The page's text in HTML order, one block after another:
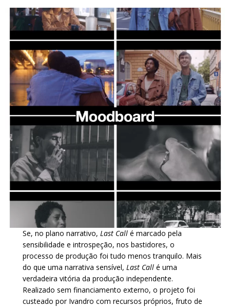
Se, no plano narrativo,Last Call é marcado pela
sensibilidade e introspeção, nos bastidores, o
processo de produção foi tudo menos tranquilo. Mais
do que uma narrativa sensível,Last Call é uma
verdadeira vitória da produção independente.
Realizado sem financiamento externo, o projeto foi
custeado por Ivandro com recursos próprios, fruto de